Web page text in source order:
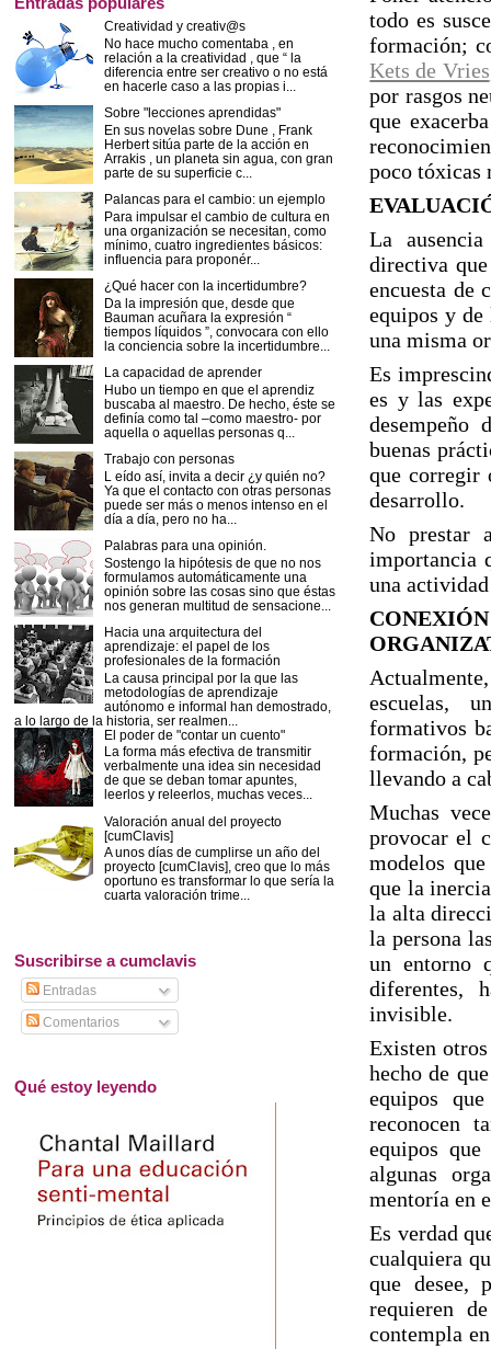
todo es
formación;
Kets de Vries
por rasgos
que
poco tóxicas
La
directiva
encuesta de
equipos y de
una misma
Es
es y las
desempeño
buenas
que corregir
desarrollo.
No prestar
importancia
una
escuelas,
formativos
formación,
llevando a
Muchas
provocar el
modelos
que la
la alta
la persona
un entorno
diferentes,
invisible.
Existen
hecho de
equipos
reconocen
equipos
algunas
mentoría en
Es verdad
cualquiera
que desee,
requieren
contempla
Creatividad y creativ@s
No hace mucho comentaba , en
relación a la creatividad , que “ la
diferencia entre ser creativo o no está
en hacerle caso a las propias i...
Sobre "lecciones aprendidas"
En sus novelas sobre Dune , Frank
Herbert sitúa parte de la acción en
Arrakis , un planeta sin agua, con gran
parte de su superficie c...
Palancas para el cambio: un ejemplo
Para impulsar el cambio de cultura en
una organización se necesitan, como
mínimo, cuatro ingredientes básicos:
influencia para proponér...
¿Qué hacer con la incertidumbre?
Da la impresión que, desde que
Bauman acuñara la expresión “
tiempos líquidos ”, convocara con ello
la conciencia sobre la incertidumbre...
La capacidad de aprender
Hubo un tiempo en que el aprendiz
buscaba al maestro. De hecho, éste se
definía como tal –como maestro- por
aquella o aquellas personas q...
Trabajo con personas
L eído así, invita a decir ¿y quién no?
Ya que el contacto con otras personas
puede ser más o menos intenso en el
día a día, pero no ha...
Palabras para una opinión.
Sostengo la hipótesis de que no nos
formulamos automáticamente una
opinión sobre las cosas sino que éstas
nos generan multitud de sensacione...
Hacia una arquitectura del
aprendizaje: el papel de los
profesionales de la formación
La causa principal por la que las
metodologías de aprendizaje
autónomo e informal han demostrado,
a lo largo de la historia, ser realmen...
El poder de "contar un cuento"
La forma más efectiva de transmitir
verbalmente una idea sin necesidad
de que se deban tomar apuntes,
leerlos y releerlos, muchas veces...
Valoración anual del proyecto
[cumClavis]
A unos días de cumplirse un año del
proyecto [cumClavis], creo que lo más
oportuno es transformar lo que sería la
cuarta valoración trime...
Suscribirse a cumclavis
Entradas
Comentarios
Qué estoy leyendo